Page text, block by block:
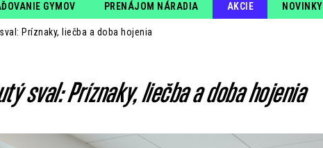
GYMOV PRENÁJOM NÁRADIA AKCIE NOVINKY
Príznaky, liečba a doba hojenia
sval: Príznaky, liečba a doba hojenia